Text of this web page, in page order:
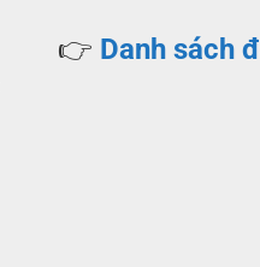
👉 Danh sách